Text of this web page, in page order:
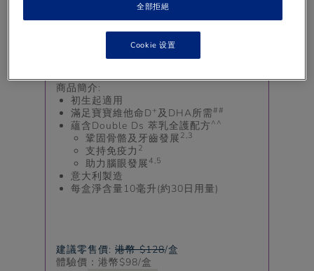
NANCARE® 維他命 D & DHA
商品簡介:
初生起適用
滿足寶寶維他命D+及DHA所需##
蘊含Double Ds 萃乳全護配方 ^^
鞏固骨骼及牙齒發展 2,3
支持免疫力 2
助力腦眼發展 4,5
意大利製造
每盒淨含量10毫升(約30日用量)
建議零售價: 港幣 $128/盒
體驗價：港幣$98/盒
全部拒絕
Cookie 设置